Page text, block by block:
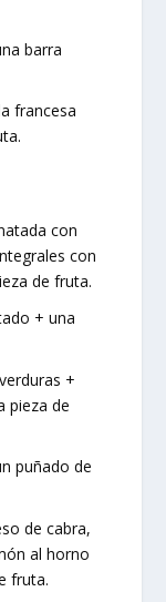
barra
francesa
con
con
de fruta.
+ una
+
pieza de
puñado de
de cabra,
al horno
fruta.